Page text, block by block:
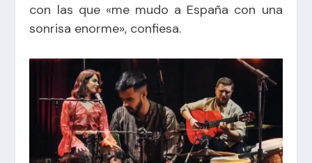
con las que «me mudo a España con una
sonrisa enorme», confiesa.